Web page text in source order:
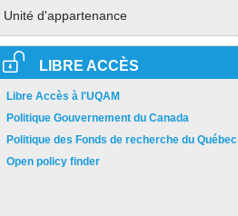
Unité d'appartenance
LIBRE ACCÈS
Libre Accès à l'UQAM
Politique Gouvernement du Canada
Politique des Fonds de recherche du Québec
Open policy finder